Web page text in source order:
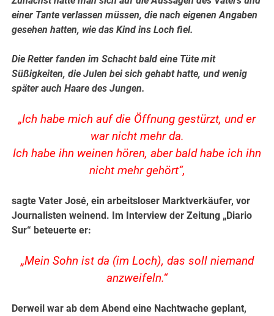
einer Tante verlassen müssen, die nach eigenen Angaben
gesehen hatten, wie das Kind ins Loch fiel.
Die Retter fanden im Schacht bald eine Tüte mit
Süßigkeiten, die Julen bei sich gehabt hatte, und wenig
später auch Haare des Jungen.
„Ich habe mich auf die Öffnung gestürzt, und er
war nicht mehr da.
Ich habe ihn weinen hören, aber bald habe ich ihn
nicht mehr gehört“,
sagte Vater José, ein arbeitsloser Marktverkäufer, vor
Journalisten weinend. Im Interview der Zeitung „Diario
Sur“ beteuerte er:
„Mein Sohn ist da (im Loch), das soll niemand
anzweifeln.“
Derweil war ab dem Abend eine Nachtwache geplant,